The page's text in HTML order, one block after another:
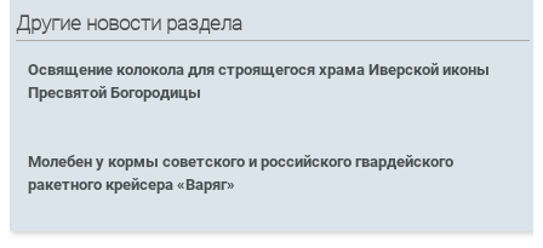
Другие новости раздела
Освящение колокола для строящегося храма Иверской иконы
Пресвятой Богородицы
Молебен у кормы советского и российского гвардейского
ракетного крейсера «Варяг»